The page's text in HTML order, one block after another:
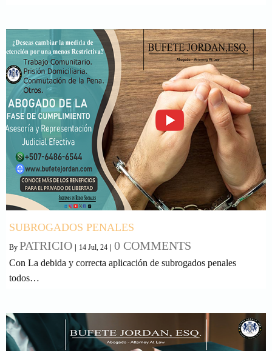
SUBROGADOS PENALES
By PATRICIO 14 Jul, 24 0 COMMENTS
Con La debida y correcta aplicación de subrogados penales
todos…